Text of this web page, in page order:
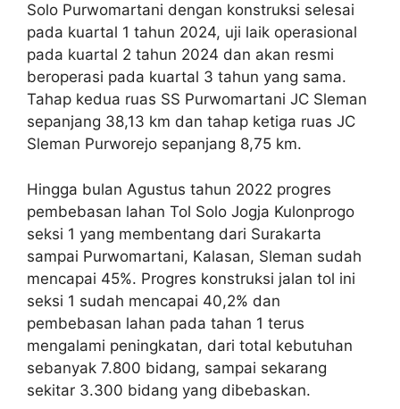
Solo Purwomartani dengan konstruksi selesai
pada kuartal 1 tahun 2024, uji laik operasional
pada kuartal 2 tahun 2024 dan akan resmi
beroperasi pada kuartal 3 tahun yang sama.
Tahap kedua ruas SS Purwomartani JC Sleman
sepanjang 38,13 km dan tahap ketiga ruas JC
Sleman Purworejo sepanjang 8,75 km.
Hingga bulan Agustus tahun 2022 progres
pembebasan lahan Tol Solo Jogja Kulonprogo
seksi 1 yang membentang dari Surakarta
sampai Purwomartani, Kalasan, Sleman sudah
mencapai 45%. Progres konstruksi jalan tol ini
seksi 1 sudah mencapai 40,2% dan
pembebasan lahan pada tahan 1 terus
mengalami peningkatan, dari total kebutuhan
sebanyak 7.800 bidang, sampai sekarang
sekitar 3.300 bidang yang dibebaskan.